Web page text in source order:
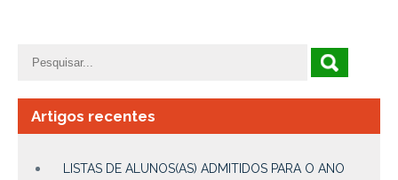
Artigos recentes
LISTAS DE ALUNOS(AS) ADMITIDOS PARA O ANO